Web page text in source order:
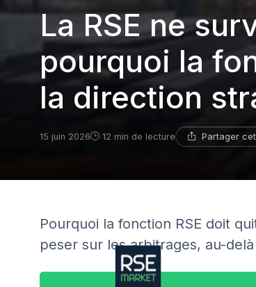
La RSE ne
pourquoi la
la direction
15 juin 2026 12 min de lecture Partager
Pourquoi la fonction RSE doit
peser sur les arbitrages, au-